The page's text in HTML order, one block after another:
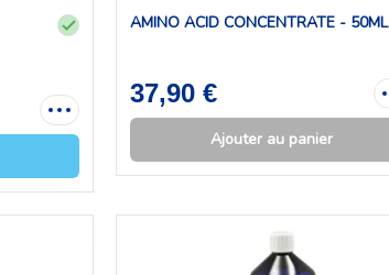
AMINO ACID CONCENTRATE - 50ML
37,90 €
Ajouter au panier